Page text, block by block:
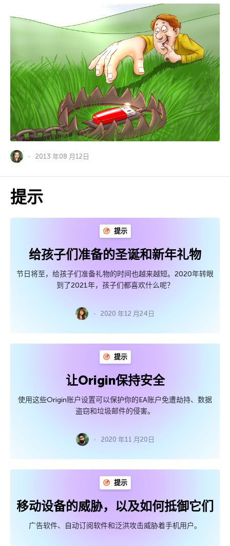
2013 年08 月12日
提示
提示
给孩子们准备的圣诞和新年礼物
节日将至，给孩子们准备礼物的时间也越来越短。2020年转眼
到了2021年，孩子们都喜欢什么呢？
2020 年12 月24日
提示
让Origin保持安全
使用这些Origin账户设置可以保护你的EA账户免遭劫持、数据
盗窃和垃圾邮件的侵害。
2020 年11 月20日
提示
移动设备的威胁，以及如何抵御它们
广告软件、自动订阅软件和泛洪攻击威胁着手机用户。